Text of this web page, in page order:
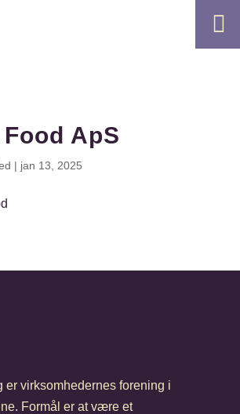

ApS
| jan 13, 2025
er virksomhedernes forening i
Formål er at være et